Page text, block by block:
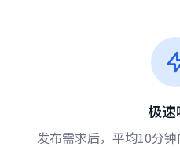
极
发布需求后，平均10分钟